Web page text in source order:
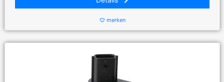
favorite_border merken